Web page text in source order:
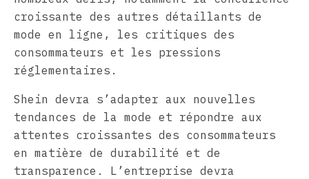
croissante des autres détaillants de
mode en ligne, les critiques des
consommateurs et les pressions
réglementaires.
Shein devra s’adapter aux nouvelles
tendances de la mode et répondre aux
attentes croissantes des consommateurs
en matière de durabilité et de
transparence. L’entreprise devra